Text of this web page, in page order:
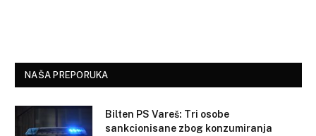
NAŠA PREPORUKA
Bilten PS Vareš: Tri osobe
sankcionisane zbog konzumiranja